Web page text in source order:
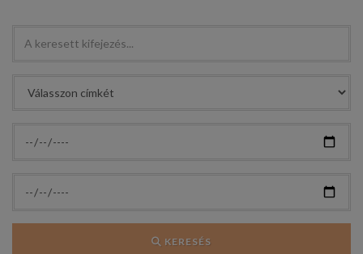
KERESÉS